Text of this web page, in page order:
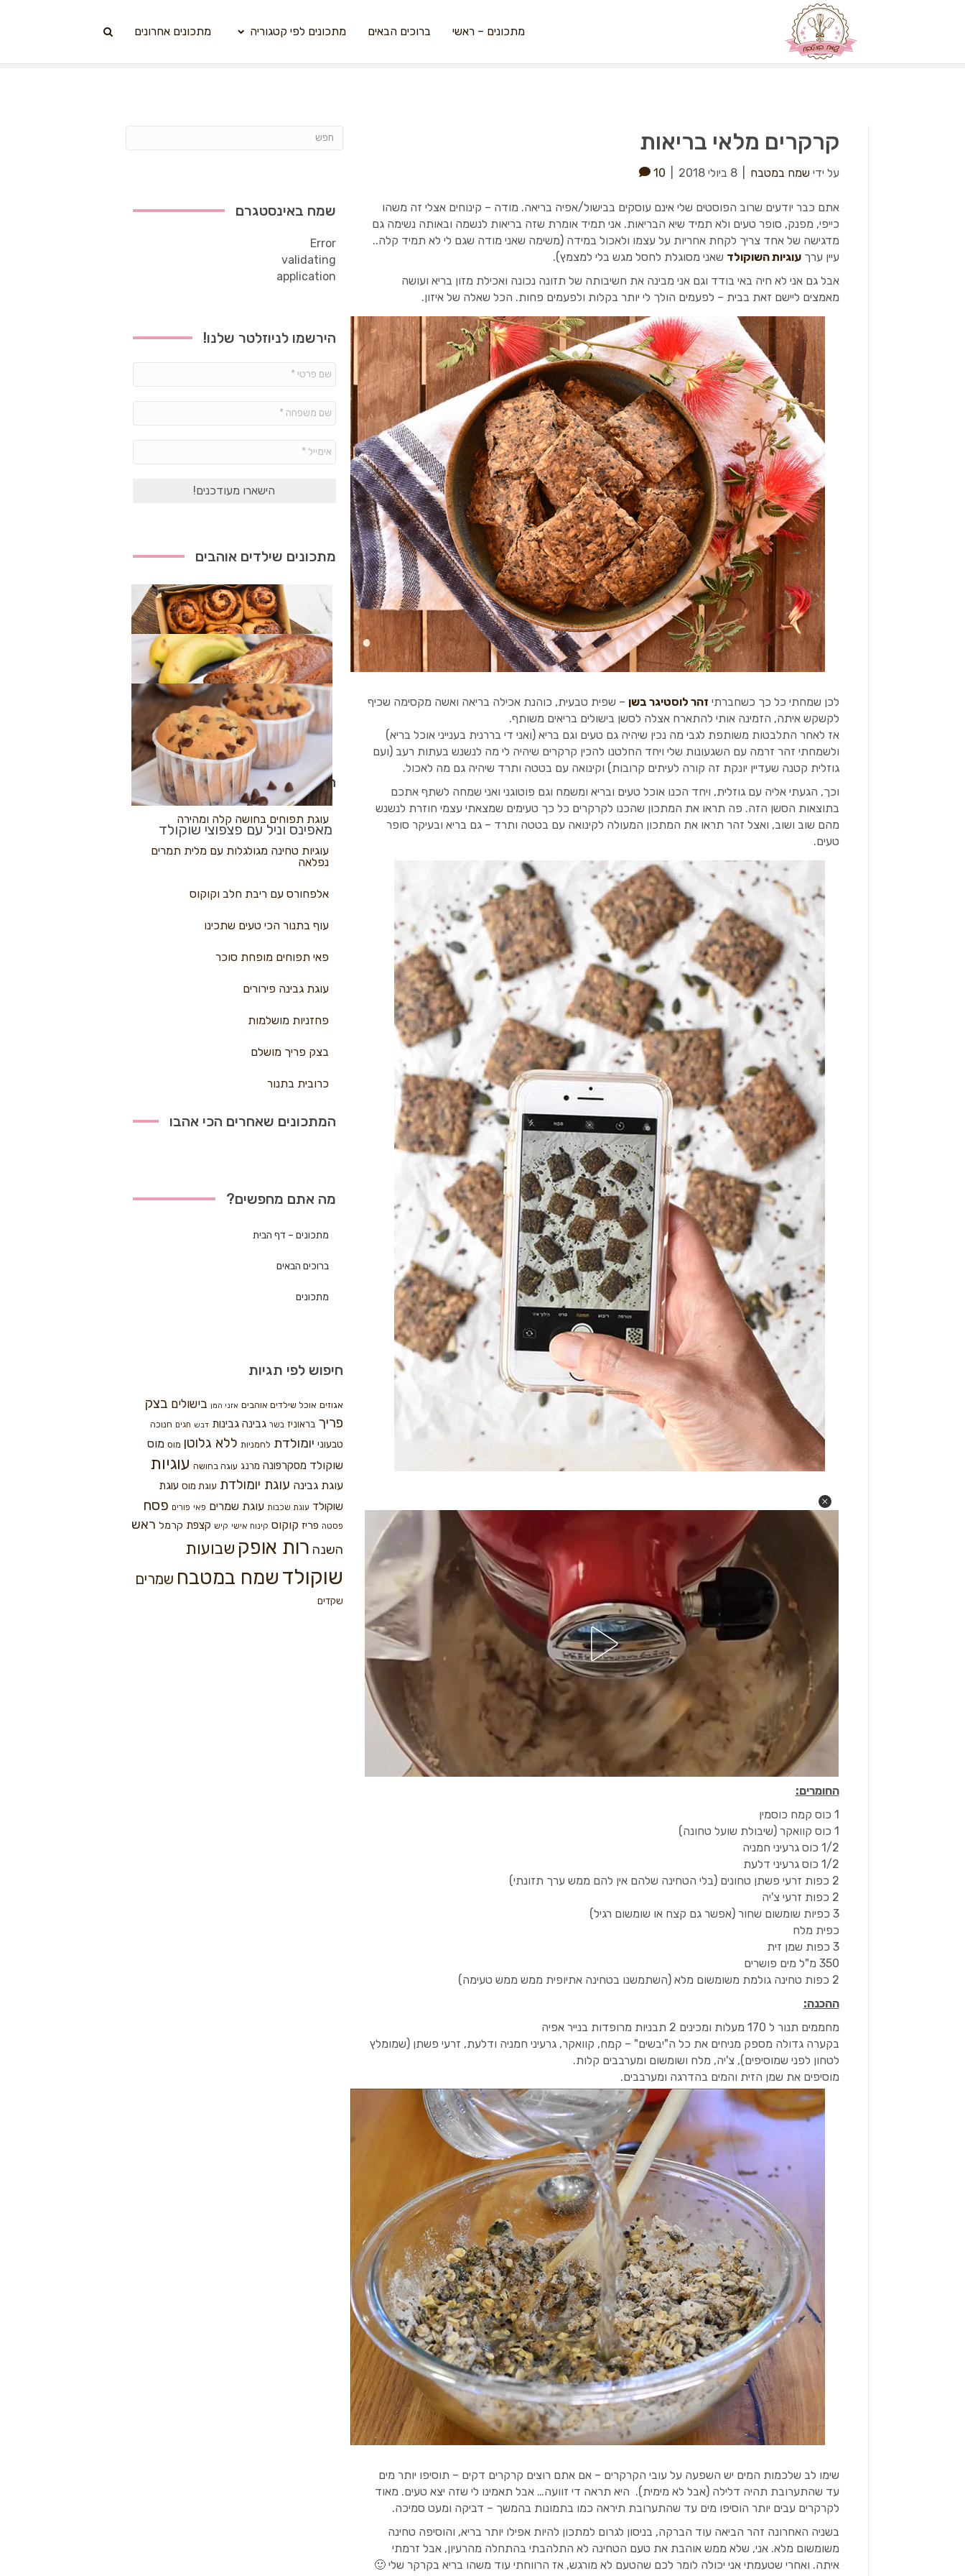
מתכונים – ראשי ברוכים הבאים מתכונים לפי קטגוריה מתכונים אחרונים
קרקרים מלאי בריאות
על ידי שמח במטבח 8 ביולי 2018 10
אתם כבר יודעים שרוב הפוסטים שלי אינם עוסקים בבישול/אפיה בריאה. מודה – קינוחים אצלי זה משהו
כייפי, מפנק, סופר טעים ולא תמיד שיא הבריאות. אני תמיד אומרת שזה בריאות לנשמה ובאותה נשימה גם
מדגישה של אחד צריך לקחת אחריות על עצמו ולאכול במידה (משימה שאני מודה שגם לי לא תמיד קלה..
עיין ערךעוגיות השוקולד שאני מסוגלת לחסל מגש בלי למצמץ).
אבל גם אני לא חיה באי בודד וגם אני מבינה את חשיבותה של תזונה נכונה ואכילת מזון בריא ועושה
מאמצים ליישם זאת בבית – לפעמים הולך לי יותר בקלות ולפעמים פחות. הכל שאלה של איזון.
לכן שמחתי כל כך כשחברתי זהר לוסטיגר בשן – שפית טבעית, כוהנת אכילה בריאה ואשה מקסימה שכיף
לקשקש איתה, הזמינה אותי להתארח אצלה לסשן בישולים בריאים משותף.
אז לאחר התלבטות משותפת לגבי מה נכין שיהיה גם טעים וגם בריא (ואני די בררנית בענייני אוכל בריא)
ולשמחתי זהר זרמה עם השגעונות שלי ויחד החלטנו להכין קרקרים שיהיה לי מה לנשנש בעתות רעב (ועם
גוזלית קטנה שעדיין יונקת זה קורה לעיתים קרובות) וקינואה עם בטטה ותרד שיהיה גם מה לאכול.
וכך, הגעתי אליה עם גוזלית, ויחד הכנו אוכל טעים ובריא ומשמח וגם פוטוגני ואני שמחה לשתף אתכם
בתוצאות הסשן הזה. פה תראו את המתכון שהכנו לקרקרים כל כך טעימים שמצאתי עצמי חוזרת לנשנש
מהם שוב ושוב, ואצל זהר תראו את המתכון המעולה לקינואה עם בטטה ותרד – גם בריא ובעיקר סופר
טעים.
החומרים:
1 כוס קמח כוסמין
1 כוס קוואקר (שיבולת שועל טחונה)
1/2 כוס גרעיני חמניה
1/2 כוס גרעיני דלעת
2 כפות זרעי פשתן טחונים (בלי הטחינה שלהם אין להם ממש ערך תזונתי)
2 כפות זרעי צ'יה
3 כפיות שומשום שחור (אפשר גם קצח או שומשום רגיל)
כפית מלח
3 כפות שמן זית
350 מ"ל מים פושרים
2 כפות טחינה גולמת משומשום מלא (השתמשנו בטחינה אתיופית ממש ממש טעימה)
ההכנה:
מחממים תנור ל 170 מעלות ומכינים 2 תבניות מרופדות בנייר אפיה
בקערה גדולה מספק מניחים את כל ה"יבשים" – קמח, קוואקר, גרעיני חמניה ודלעת, זרעי פשתן (שמומלץ
לטחון לפני שמוסיפים), צ'יה, מלח ושומשום ומערבבים קלות.
מוסיפים את שמן הזית והמים בהדרגה ומערבבים.
שימו לב שלכמות המים יש השפעה על עובי הקרקרים – אם אתם רוצים קרקרים דקים – תוסיפו יותר מים
עד שהתערובת תהיה דלילה (אבל לא מימית). היא תראה די זוועה… אבל תאמינו לי שזה יצא טעים. מאוד
לקרקרים עבים יותר הוסיפו מים עד שהתערובת תיראה כמו בתמונות בהמשך – דביקה ומעט סמיכה.
בשניה האחרונה זהר הביאה עוד הברקה, בניסון לגרום למתכון להיות אפילו יותר בריא, והוסיפה טחינה
משומשום מלא. אני, שלא ממש אוהבת את טעם הטחינה לא התלהבתי בהתחלה מהרעיון, אבל זרמתי
איתה. ואחרי שטעמתי אני יכולה לומר לכם שהטעם לא מורגש, אז הרווחתי עוד משהו בריא בקרקר שלי 🙂
שמח באינסטגרם
Error
validating
application
הירשמו לניוזלטר שלנו!
פרטי
משפחה
*
מתכונים שילדים אוהבים
שבלולי פיצה
עוגת בננות
מאפינס וניל עם פצפוצי שוקולד
הכי נקראים
עוגת תפוחים בחושה קלה ומהירה
עוגיות טחינה מגולגלות עם מלית תמרים
נפלאה
אלפחורס עם ריבת חלב וקוקוס
עוף בתנור הכי טעים שתכינו
פאי תפוחים מופחת סוכר
עוגת גבינה פירורים
פחזניות מושלמות
בצק פריך מושלם
כרובית בתנור
המתכונים שאחרים הכי אהבו
מה אתם מחפשים?
מתכונים – דף הבית
ברוכים הבאים
מתכונים
חיפוש לפי תגיות
אגוזים אוכל שילדים אוהבים אזני המן בישולים בצק
פריך בראוניז בשר גבינה גבינות דבש חגים חנוכה
טבעוני יומולדת לחמניות ללא גלוטן מוס מוס
שוקולד מסקרפונה מרנג עוגה בחושה עוגיות
עוגת גבינה עוגת יומולדת עוגת מוס עוגת
שוקולד עוגת שכבות עוגת שמרים פאי פורים פסח
פסטה פריז קוקוס קינוח אישי קיש קצפת קרמל ראש
השנה רות אופק שבועות
שוקולד שמח במטבח שמרים
שקדים